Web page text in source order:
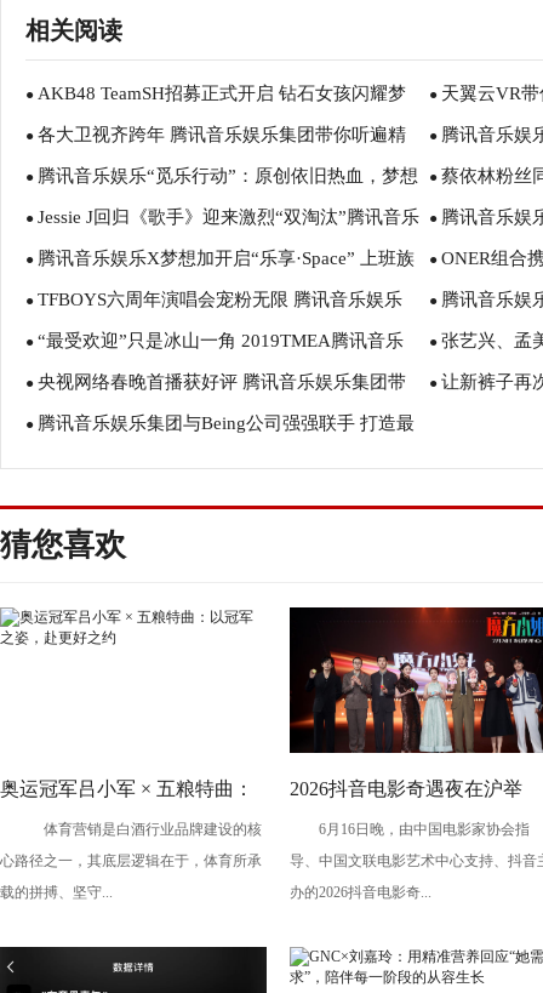
相关阅读
● AKB48 TeamSH招募正式开启 钻石女孩闪耀梦
想
● 天翼云VR
● 各大卫视齐跨年 腾讯音乐娱乐集团带你听遍精
彩
● 腾讯音乐娱
CD才是原创
● 腾讯音乐娱乐“觅乐行动”：原创依旧热血，梦想
不是空谈
● 蔡依林粉丝
天
● Jessie J回归《歌手》迎来激烈“双淘汰”腾讯音乐
娱乐在线投票助力爱豆
● 腾讯音乐娱
生
● 腾讯音乐娱乐X梦想加开启“乐享·Space” 上班族
花样过六一
● ONER组合
心动直播
● TFBOYS六周年演唱会宠粉无限 腾讯音乐娱乐
全程陪伴见证少年成长
● 腾讯音乐娱
Liquid State
● “最受欢迎”只是冰山一角 2019TMEA腾讯音乐
娱乐盛典邀亿万用户共同记录时代声音
● 张艺兴、孟
腾讯音乐娱
● 央视网络春晚首播获好评 腾讯音乐娱乐集团带
你零时差“听”春晚
● 让新裤子再
● 腾讯音乐娱乐集团与Being公司强强联手 打造最
全“日音歌单”
猜您喜欢
奥运冠军吕小军 × 五粮特曲：
以冠军之姿，赴更好之约
体育营销是白酒行业品牌建设的核
心路径之一，其底层逻辑在于，体育所承
载的拼搏、坚守...
2026抖音电影奇遇夜在沪举
办，暑期档剧组、青年创作者
共话光影创作
6月16日晚，由中国电影家协会指
导、中国文联电影艺术中心支持、抖音
办的2026抖音电影奇...